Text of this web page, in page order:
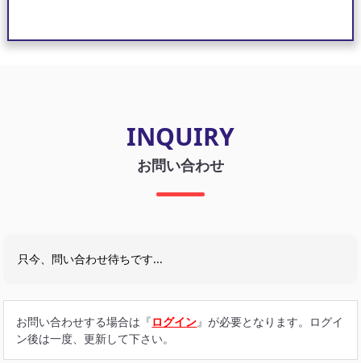
INQUIRY
お問い合わせ
只今、問い合わせ待ちです...
お問い合わせする場合は『ログイン』が必要となります。ログイ
ン後は一度、更新して下さい。